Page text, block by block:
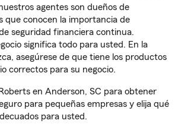
agentes son dueños de
que conocen la importancia de
seguridad financiera continua.
significa todo para usted. En la
asegúrese de que tiene los productos
correctos para su negocio.
en Anderson, SC para obtener
para pequeñas empresas y elija qué
para usted.